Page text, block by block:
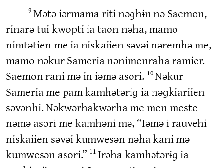
9 Mətə iərmama riti nəɡhɨn nə Saemon,
rɨnarə tui kwopti ia taon nəha, mamo
nɨmtətien me ia nɨskaiien səvəi nəremhə me,
mamo nəkur Sameria nənimenraha ramier.
Saemon rani mə in iəmə asori. 10 Nəkur
Sameria me pam kamhətərɨɡ ia nəɡkiariien
səvənhi. Nəkwərhakwərha me men meste
nəmə asori me kamhəni mə, “Iəmə i rauvehi
nɨskaiien səvəi kumwesən nəha kani mə
kumwesən asori.” 11 Irəha kamhətərɨɡ ia